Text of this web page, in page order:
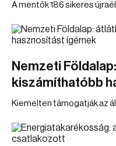
A mentők 186 sikeres
Nemzeti
kiszámíthatóbb
Kiemelten támogatják az